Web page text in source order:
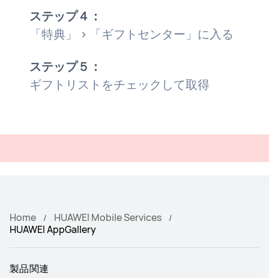
ステップ４：
「特典」 > 「ギフトセンター」に入る
ステップ５：
ギフトリストをチェックして取得
Home
HUAWEI Mobile Services
HUAWEI AppGallery
製品関連